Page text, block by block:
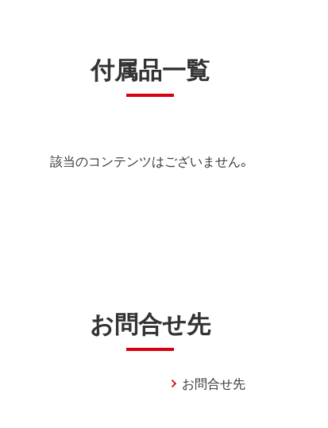
付属品一覧
該当のコンテンツはございません。
お問合せ先
お問合せ先